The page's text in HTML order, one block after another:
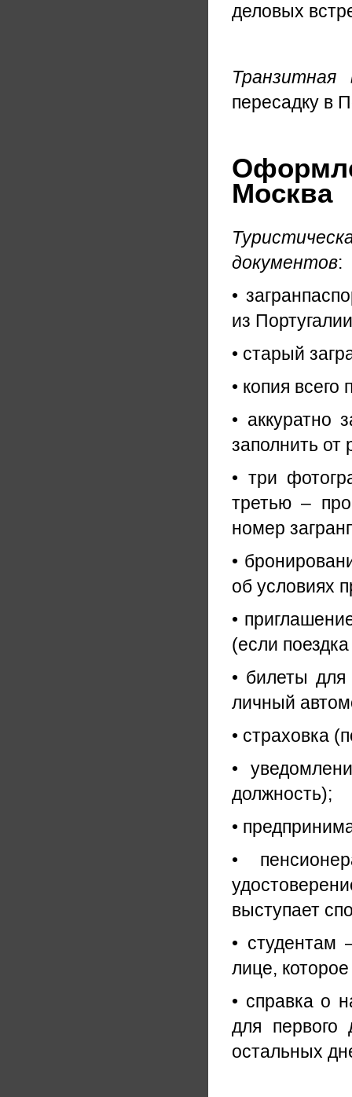
деловых
Транзитная
пересадку в
Москва
документов:
•
из
• старый
• копия
• аккуратно
заполнить от
• три
третью –
номер
•
об условиях
•
(если
• билеты
личный
• страховка
•
должность);
•
•
выступает
• студентам
лице,
• справка о
для
остальных